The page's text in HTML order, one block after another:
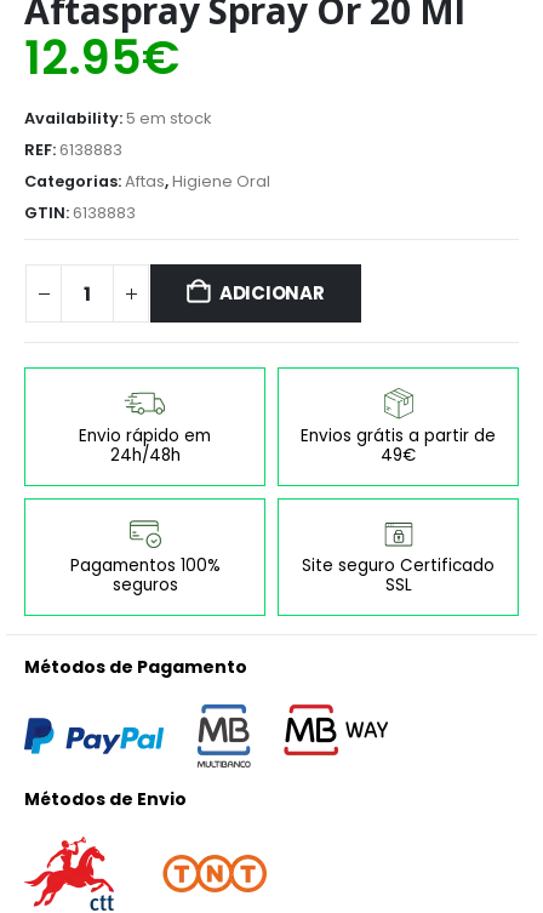
Aftaspray Spray Or 20 Ml
12.95€
Availability:5 em stock
REF:6138883
Categorias:Aftas,Higiene Oral
GTIN:6138883
ADICIONAR
Envio rápido em
24h/48h
Envios grátis a partir de
49€
Pagamentos 100%
seguros
Site seguro Certificado
SSL
Métodos de Pagamento
Métodos de Envio